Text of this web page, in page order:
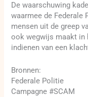
De waarschuwing
waarmee de Federale
mensen uit de greep
ook wegwijs maakt in
indienen van een
Bronnen:
Federale Politie
Campagne #SCAM